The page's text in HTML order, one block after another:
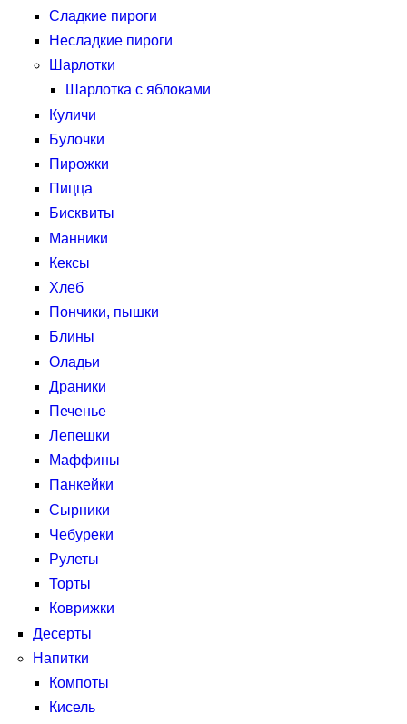
Сладкие пироги
Несладкие пироги
Шарлотки
Шарлотка с яблоками
Куличи
Булочки
Пирожки
Пицца
Бисквиты
Манники
Кексы
Хлеб
Пончики, пышки
Блины
Оладьи
Драники
Печенье
Лепешки
Маффины
Панкейки
Сырники
Чебуреки
Рулеты
Торты
Коврижки
Десерты
Напитки
Компоты
Кисель